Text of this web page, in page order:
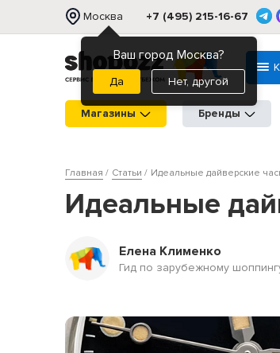
Москва
Ваш город Москва?
Нет, другой
+7 (495) 215-16-67
Магазины Бренды
Главная Статьи Идеальные дайверские
Идеальные
Елена Клименко
Гид по зарубежному